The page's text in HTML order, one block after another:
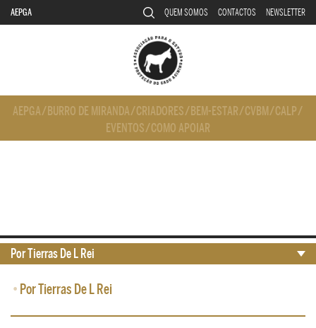
AEPGA QUEM SOMOS CONTACTOS NEWSLETTER
AEPGA/ BURRO DE MIRANDA/CRIADORES/ BEM-ESTAR/CVBM/CALP/
EVENTOS/COMO APOIAR
• Por Tierras De L Rei
Por Tierras De L Rei